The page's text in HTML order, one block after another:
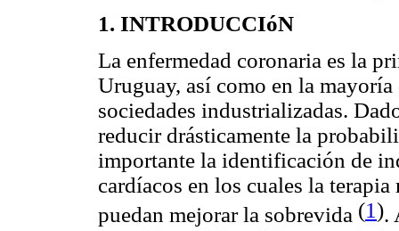
1. INTRODUCCIóN
La enfermedad coronaria es la
Uruguay, así como en la
sociedades industrializadas.
reducir drásticamente la
importante la identificación de
cardíacos en los cuales la
puedan mejorar la sobrevida (1).